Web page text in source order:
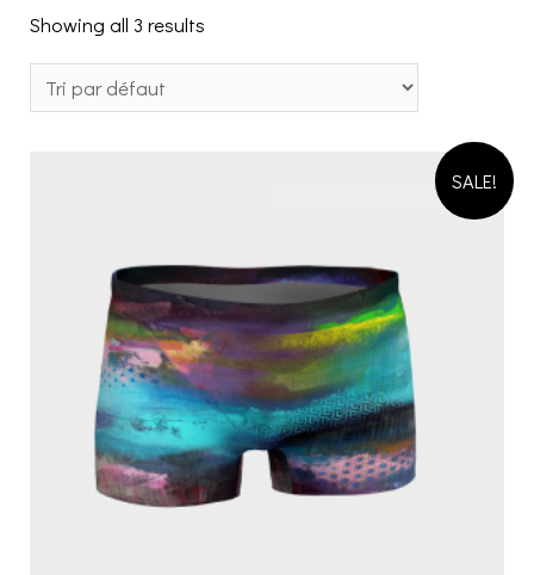
Showing all 3 results
SALE!